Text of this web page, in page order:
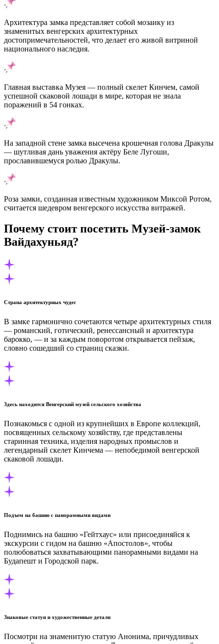
Архитектура замка представляет собой мозаику из
знаменитых венгерских архитектурных
достопримечательностей, что делает его живой витриной
национального наследия.
Главная выставка Музея — полный скелет Кинчем, самой
успешной скаковой лошади в мире, которая не знала
поражений в 54 гонках.
На западной стене замка высечена крошечная голова Дракулы
— шутливая дань уважения актёру Беле Лугоши,
прославившемуся ролью Дракулы.
Роза замки, созданная известным художником Миксой Ротом,
считается шедевром венгерского искусства витражей.
Почему стоит посетить Музей-замок
Вайдахуньяд?
Страна архитектурных чудес
В замке гармонично сочетаются четыре архитектурных стиля
— романский, готический, ренессансный и архитектура
барокко, — и за каждым поворотом открывается пейзаж,
словно сошедший со страниц сказки.
Здесь находится Венгерский музей сельского хозяйства
Познакомься с одной из крупнейших в Европе коллекций,
посвященных сельскому хозяйству, где представлены
старинная техника, изделия народных промыслов и
легендарный скелет Кинчема — непобедимой венгерской
скаковой лошади.
Подъем на башню с панорамными видами
Поднимись на башню «Гейтхаус» или присоединяйся к
экскурсии с гидом на башню «Апостолов», чтобы
полюбоваться захватывающими панорамными видами на
Будапешт и Городской парк.
Знаковые статуи и художественные детали
Посмотри на знаменитую статую Анонима, причудливых